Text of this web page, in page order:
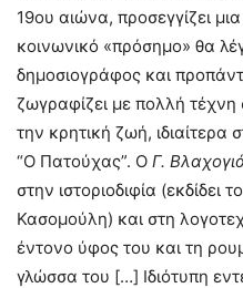
19ου αιώνα, προσεγγίζει
κοινωνικό «πρόσημο» θα
δημοσιογράφος και
ζωγραφίζει με πολλή τέχνη
την κρητική ζωή, ιδιαίτερα
“Ο Πατούχας”. Ο Γ.
στην ιστοριοδιφία (εκδίδει
Κασομούλη) και στη
έντονο ύφος του και τη
γλώσσα του […] Ιδιότυπη